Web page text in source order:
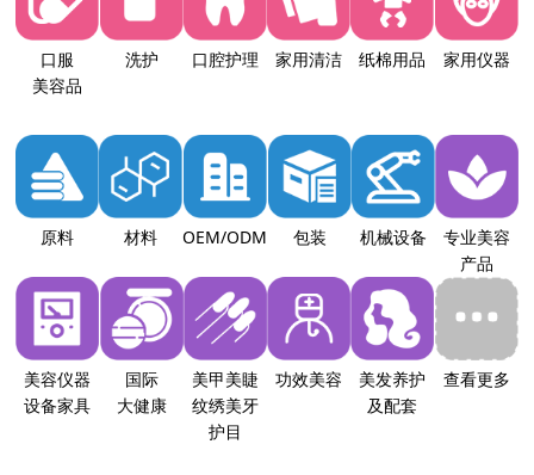
口服
美容品
洗护 口腔护理 家用清洁 纸棉用品 家用仪器
原料 材料 OEM/ODM 包装 机械设备
专业美容
产品
美容仪器
设备家具
国际
大健康
美甲美睫
纹绣美牙
护目
功效美容
美发养护
及配套
查看更多